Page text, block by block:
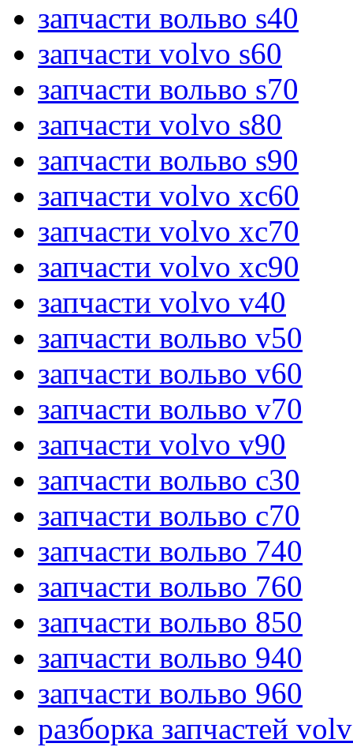
запчасти вольво s40
запчасти volvo s60
запчасти вольво s70
запчасти volvo s80
запчасти вольво s90
запчасти volvo xc60
запчасти volvo xc70
запчасти volvo xc90
запчасти volvo v40
запчасти вольво v50
запчасти вольво v60
запчасти вольво v70
запчасти volvo v90
запчасти вольво c30
запчасти вольво c70
запчасти вольво 740
запчасти вольво 760
запчасти вольво 850
запчасти вольво 940
запчасти вольво 960
разборка запчастей